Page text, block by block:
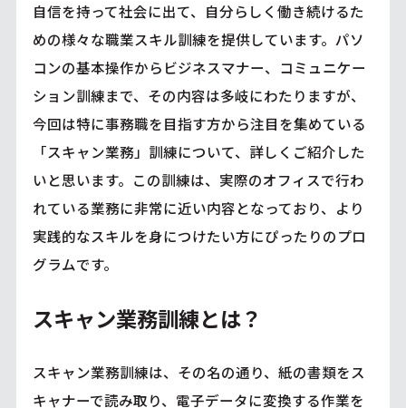
自信を持って社会に出て、自分らしく働き続けるた
めの様々な職業スキル訓練を提供しています。パソ
コンの基本操作からビジネスマナー、コミュニケー
ション訓練まで、その内容は多岐にわたりますが、
今回は特に事務職を目指す方から注目を集めている
「スキャン業務」訓練について、詳しくご紹介した
いと思います。この訓練は、実際のオフィスで行わ
れている業務に非常に近い内容となっており、より
実践的なスキルを身につけたい方にぴったりのプロ
グラムです。
スキャン業務訓練とは？
スキャン業務訓練は、その名の通り、紙の書類をス
キャナーで読み取り、電子データに変換する作業を